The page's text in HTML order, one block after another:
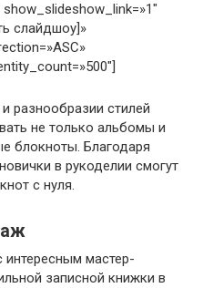
слайдшоу]»
разнообразии стилей
не только альбомы и
блокноты. Благодаря
в рукоделии смогут
с нуля.
мастер-
записной книжки в